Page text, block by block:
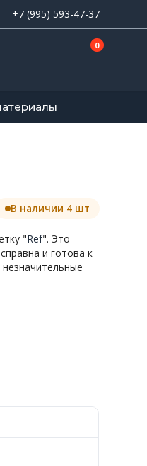
+7 (995) 593-47-37
0
"Ref". Это
и готова к
В наличии 4 шт